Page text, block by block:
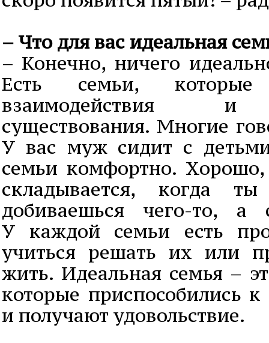
– Что для вас идеальная
– Конечно, ничего
Есть семьи,
взаимодействия и
существования. Многие
У вас муж сидит с
семьи комфортно.
складывается, когда
добиваешься чего-то, а
У каждой семьи есть
учиться решать их или
жить. Идеальная семья –
которые приспособились
и получают удовольствие.